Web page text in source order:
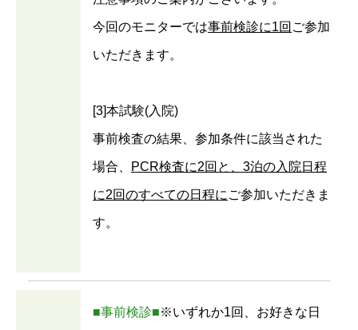
今回のモニターでは事前検診に1回 ご参加
いただきます。
[3]本試験(入院)
事前検査の結果、参加条件に該当された
場合、 PCR検査に2回と、3泊の入院日程
に2回のすべての日程に ご参加いただきま
す。
■事前検診■※いずれか1回、お好きな日